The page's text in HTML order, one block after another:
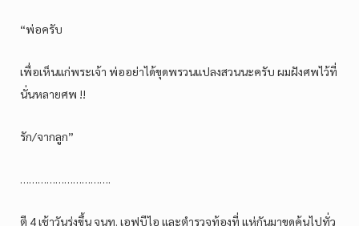
“พ่อครับ
เพื่อเห็นแก่พระเจ้า พ่ออย่าได้ขุดพรวนแปลงสวนนะครับ ผมฝังศพไว้ที่
นั่นหลายศพ !!
รัก/จากลูก”
………………………….
ตี 4 เช้าวันรุ่งขึ้น จนท. เอฟบีไอ และตำรวจท้องที่ แห่กันมาขุดค้นไปทั่ว